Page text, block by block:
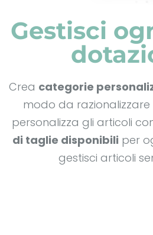
Gestisci
Crea categorie
modo da razionalizzare
personalizza gli articoli
di taglie disponibili per
gestisci articoli